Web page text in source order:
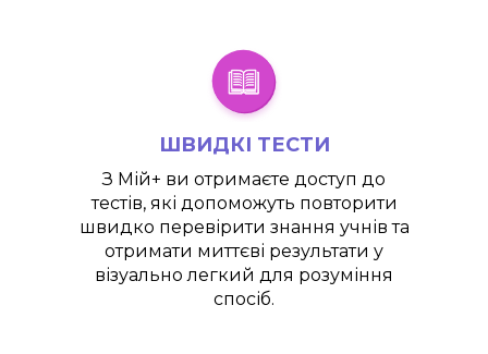
ШВИДКІ ТЕСТИ
З Мій+ ви отримаєте доступ до
тестів, які допоможуть повторити
швидко перевірити знання учнів та
отримати миттєві результати у
візуально легкий для розуміння
спосіб.